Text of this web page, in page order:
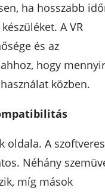
ha hosszabb
A VR
és az
hogy
közben.
oldala. A szoftveres
Néhány
míg mások